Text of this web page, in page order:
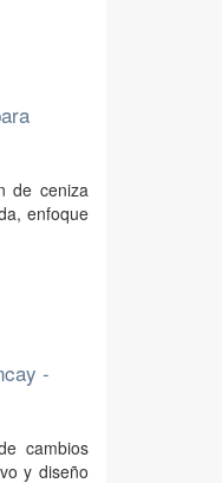
de ceniza
enfoque
-
cambios
y diseño